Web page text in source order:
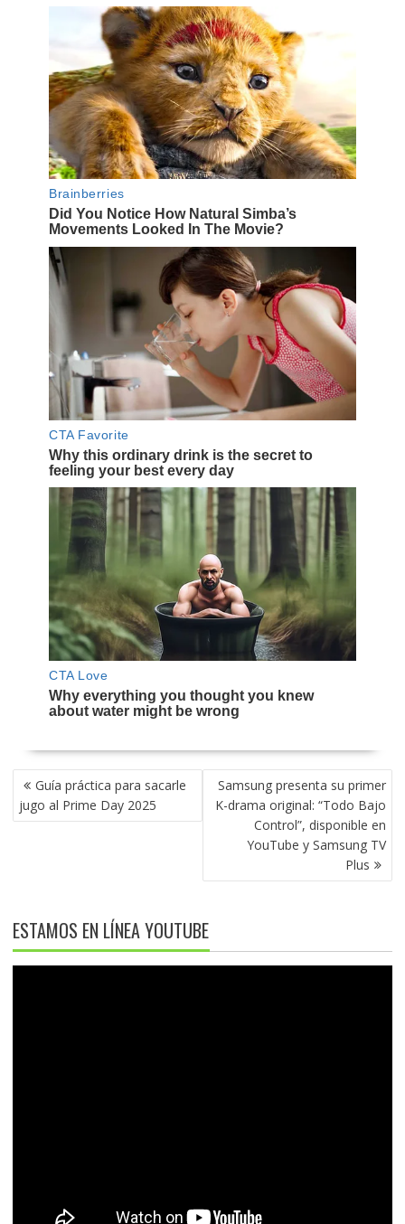
NAVEGACIÓN
DE
ENTRADAS
Guía práctica para sacarle
jugo al Prime Day 2025
Samsung presenta su primer
K-drama original: “Todo Bajo
Control”, disponible en
YouTube y Samsung TV
Plus
ESTAMOS EN LÍNEA YOUTUBE